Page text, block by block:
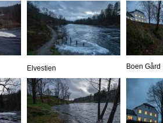
Elvestien Boen Gård